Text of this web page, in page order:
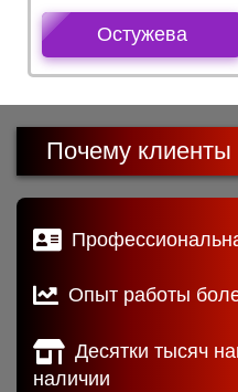
Остужева
Почему
Опыт работы
Десятки тысяч
наличии